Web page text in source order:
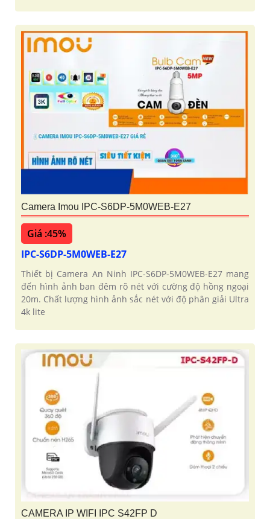
Camera Imou IPC-S6DP-5M0WEB-E27
Giá :45%
IPC-S6DP-5M0WEB-E27
Thiết bị Camera An Ninh IPC-S6DP-5M0WEB-E27 mang
đến hình ảnh ban đêm rõ nét với cường độ hồng ngoại
20m. Chất lượng hình ảnh sắc nét với độ phân giải Ultra
4k lite
CAMERA IP WIFI IPC S42FP D